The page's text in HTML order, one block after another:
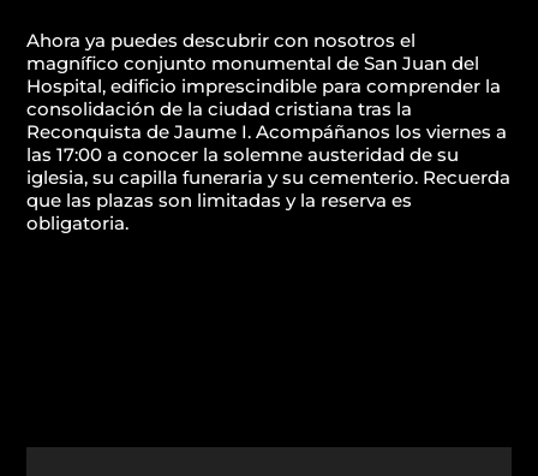
Ahora ya puedes descubrir con nosotros el
magnífico conjunto monumental de San Juan del
Hospital, edificio imprescindible para comprender la
consolidación de la ciudad cristiana tras la
Reconquista de Jaume I. Acompáñanos los viernes a
las 17:00 a conocer la solemne austeridad de su
iglesia, su capilla funeraria y su cementerio. Recuerda
que las plazas son limitadas y la reserva es
obligatoria.